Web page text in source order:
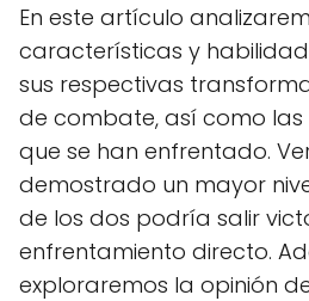
En este artículo
características y
sus respectivas
de combate, así como
que se han enfrentado.
demostrado un mayor
de los dos podría salir
enfrentamiento directo.
exploraremos la opinión